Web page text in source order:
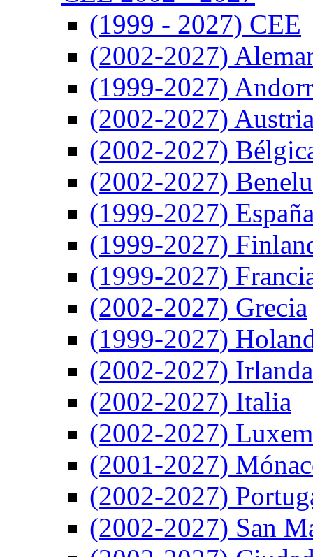
(1999 - 2027) CEE
(2002-2027)
(1999-2027)
(2002-2027)
(2002-2027)
(2002-2027)
(1999-2027)
(1999-2027)
(1999-2027)
(2002-2027) Grecia
(1999-2027)
(2002-2027) Irlanda
(2002-2027) Italia
(2002-2027)
(2001-2027)
(2002-2027)
(2002-2027) San